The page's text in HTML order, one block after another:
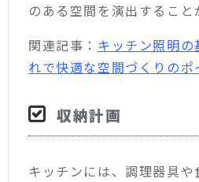
のある空間を演出すること
関連記事： キッチン照明
れで快適な空間づくりのポ
収納計画
キッチンには、調理器具